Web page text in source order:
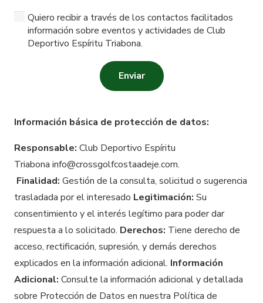
Quiero recibir a través de los contactos facilitados
información sobre eventos y actividades de Club
Deportivo Espíritu Triabona.
Enviar
Información básica de protección de datos:
Responsable: Club Deportivo Espíritu
Triabona info@crossgolfcostaadeje.com.
Finalidad: Gestión de la consulta, solicitud o sugerencia
trasladada por el interesado Legitimación: Su
consentimiento y el interés legítimo para poder dar
respuesta a lo solicitado. Derechos: Tiene derecho de
acceso, rectificación, supresión, y demás derechos
explicados en la información adicional. Información
Adicional: Consulte la información adicional y detallada
sobre Protección de Datos en nuestra Política de